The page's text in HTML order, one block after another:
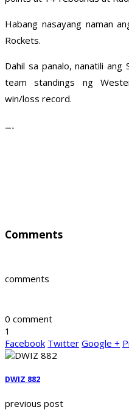
Habang nasayang naman
Rockets.
Dahil sa panalo, nanatili
team standings ng
win/loss record.
—-
Comments
comments
0 comment
1
Facebook Twitter Google +
DWIZ 882
previous post